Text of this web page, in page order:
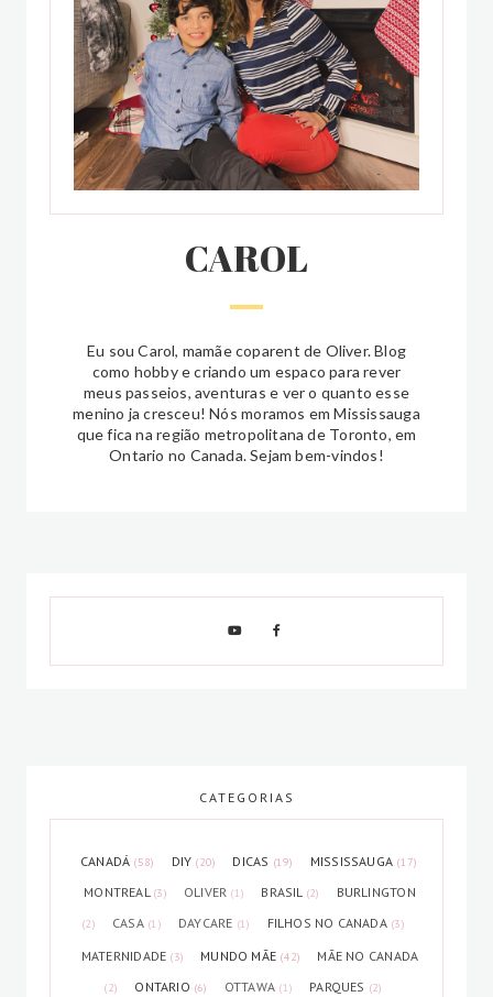
CAROL
Eu sou Carol, mamãe coparent de Oliver. Blog
como hobby e criando um espaco para rever
meus passeios, aventuras e ver o quanto esse
menino ja cresceu! Nós moramos em Mississauga
que fica na região metropolitana de Toronto, em
Ontario no Canada. Sejam bem-vindos!
CATEGORIAS
CANADÁ (58) DIY (20) DICAS (19) MISSISSAUGA (17)
MONTREAL (3) OLIVER (1) BRASIL (2) BURLINGTON
(2) CASA (1) DAYCARE (1) FILHOS NO CANADA (3)
MATERNIDADE (3) MUNDO MÃE (42) MÃE NO CANADA
(2) ONTARIO (6) OTTAWA (1) PARQUES (2)